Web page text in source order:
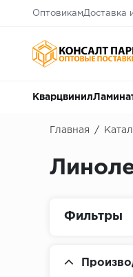
ОптовикамДоставка
Кварцвинил
Главная /
Фильтры